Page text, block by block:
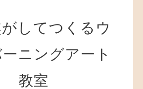
してつくるウ
ニングアート
教室